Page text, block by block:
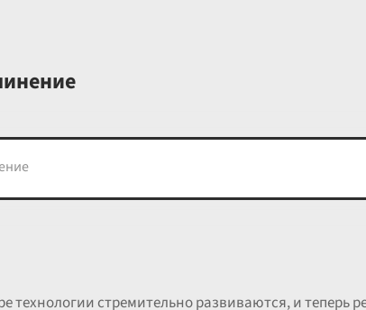
технологии стремительно развиваются, и теперь